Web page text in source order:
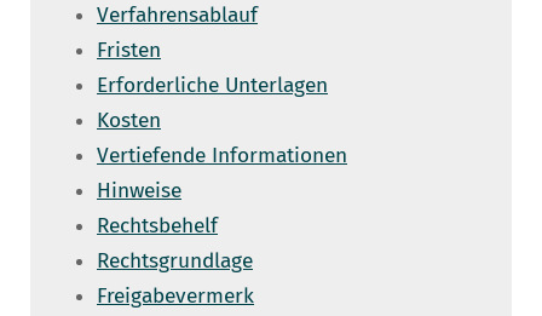
Verfahrensablauf
Fristen
Erforderliche Unterlagen
Kosten
Vertiefende Informationen
Hinweise
Rechtsbehelf
Rechtsgrundlage
Freigabevermerk